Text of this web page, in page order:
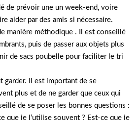
de prévoir une un week-end, voire
aider par des amis si nécessaire.
manière méthodique . Il est conseillé
puis de passer aux objets plus
de sacs poubelle pour faciliter le tri
garder. Il est important de se
plus et de ne garder que ceux qui
de se poser les bonnes questions :
que je l’utilise souvent ? Est-ce que je